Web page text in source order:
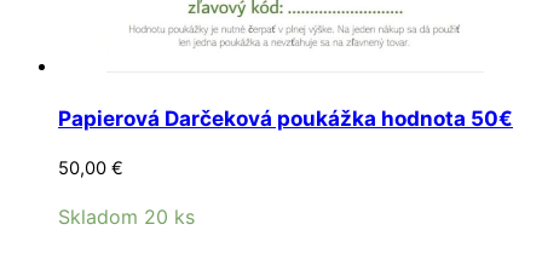
Papierová Darčeková poukážka hodnota 50€
50,00 €
Skladom 20 ks